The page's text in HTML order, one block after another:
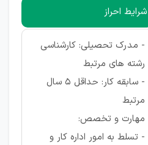
شرایط احراز
- مدرک تحصیلی: کارشناسی
رشته های مرتبط
- سابقه کار: حداقل 5 سال
مرتبط
مهارت و تخصص:
- تسلط به امور اداره کار و